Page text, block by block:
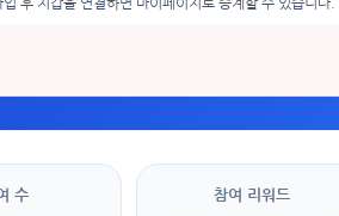
후 지갑을 연결하면 마이페이지로 승계할 수 있습니다.
수 참여 리워드